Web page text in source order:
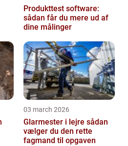
Produkttest software:
sådan får du mere ud af
dine målinger
03 march 2026
Glarmester i lejre sådan
vælger du den rette
fagmand til opgaven